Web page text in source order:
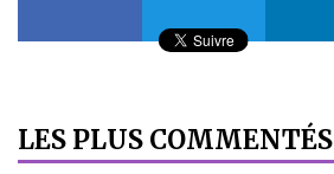
LES PLUS COMMENTÉS